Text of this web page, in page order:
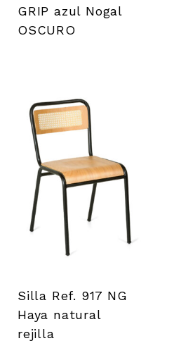
GRIP azul Nogal
OSCURO
Silla Ref. 917 NG
Haya natural
rejilla